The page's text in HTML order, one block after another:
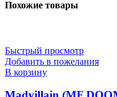
Похожие товары
Быстрый просмотр
Добавить в пожелания
В корзину